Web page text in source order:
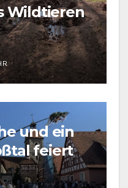
Wildtieren
und ein
feiert